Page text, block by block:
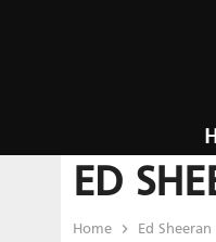
ED
Home Ed Sheeran